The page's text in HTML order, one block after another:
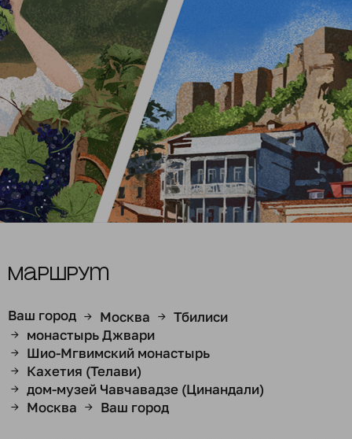
Маршрут
Ваш город → Москва → Тбилиси
→ монастырь Джвари
→ Шио-Мгвимский монастырь
→ Кахетия (Телави)
→ дом-музей Чавчавадзе (Цинандали)
→ Москва → Ваш город